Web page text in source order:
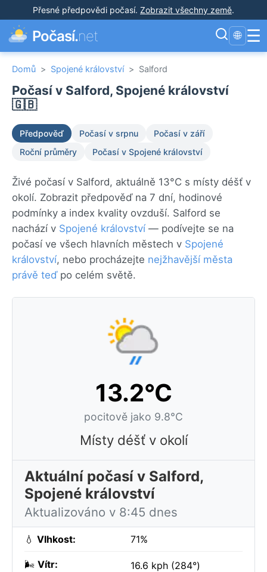
Přesné předpovědi počasí. Zobrazit všechny země.
Počasí.net 🌐 ☰
Domů > Spojené království > Salford
Počasí v Salford, Spojené království
🇬🇧
Předpověď Počasí v srpnu
Počasí v září
Roční průměry
Počasí v Spojené království
Živé počasí v Salford, aktuálně 13°C s místy déšť v
okolí. Zobrazit předpověď na 7 dní, hodinové
podmínky a index kvality ovzduší. Salford se
nachází v Spojené království — podívejte se na
počasí ve všech hlavních městech v Spojené
království, nebo procházejte nejžhavější města
právě teďpo celém světě.
13.2°C
pocitově jako 9.8°C
Místy déšť v okolí
Aktuální počasí v Salford,
Spojené království
Aktualizováno v 8:45 dnes
💧 Vlhkost: 71%
🌬️ Vítr: 16.6 kph (284°)